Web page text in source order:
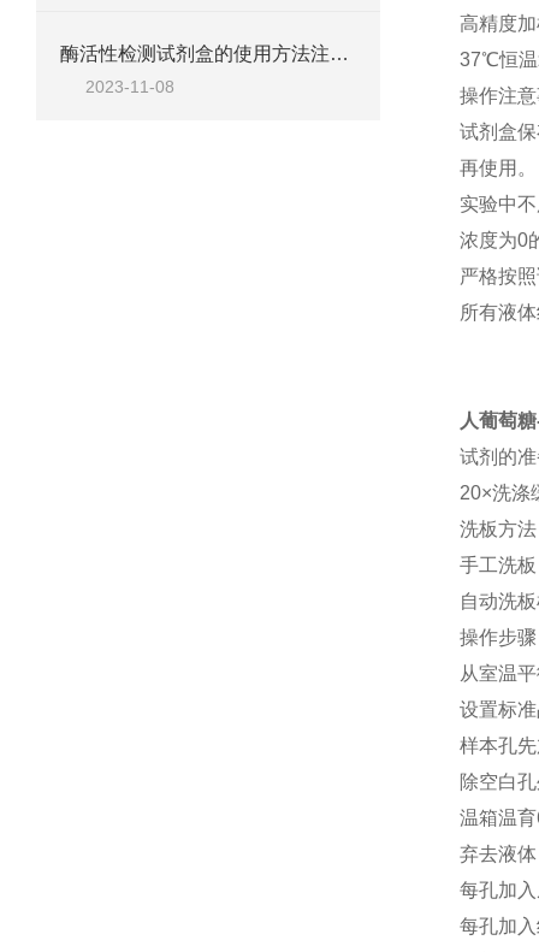
酶活性检测试剂盒的使用方法注意事项
2023-11-08
高精度
37℃恒
操作注
试剂盒
再使用。
实验中
浓度为0
严格按
所有液
人葡萄
试剂的
20×洗涤
洗板方法
手工洗
自动洗
操作步骤
从室温
设置标
样本孔
除空白
温箱温育
弃去液
每孔加
每孔加